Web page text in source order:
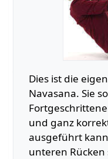
Dies ist die
Navasana. Sie
und ganz
ausgeführt
unteren Rücken